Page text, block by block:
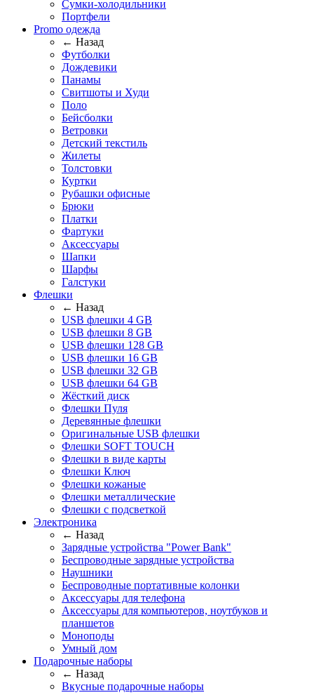
Сумки-холодильники
Портфели
Promo одежда
← Назад
Футболки
Дождевики
Панамы
Свитшоты и Худи
Поло
Бейсболки
Ветровки
Детский текстиль
Жилеты
Толстовки
Куртки
Рубашки офисные
Брюки
Платки
Фартуки
Аксессуары
Шапки
Шарфы
Галстуки
Флешки
← Назад
USB флешки 4 GB
USB флешки 8 GB
USB флешки 128 GB
USB флешки 16 GB
USB флешки 32 GB
USB флешки 64 GB
Жёсткий диск
Флешки Пуля
Деревянные флешки
Оригинальные USB флешки
Флешки SOFT TOUCH
Флешки в виде карты
Флешки Ключ
Флешки кожаные
Флешки металлические
Флешки с подсветкой
Электроника
← Назад
Зарядные устройства "Power Bank"
Беспроводные зарядные устройства
Наушники
Беспроводные портативные колонки
Аксессуары для телефона
Аксессуары для компьютеров, ноутбуков и
планшетов
Моноподы
Умный дом
Подарочные наборы
← Назад
Вкусные подарочные наборы